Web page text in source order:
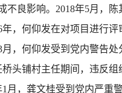
良影响。2018年5月，陈
，何仰发在对项目进行
，何仰发受到党内警告处
头铺村主任期间，违反
，龚文桂受到党内严重警